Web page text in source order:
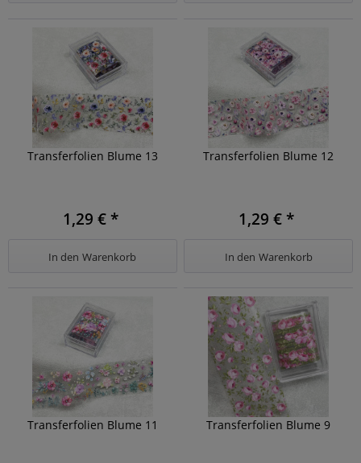
Transferfolien Blume 13
1,29 € *
In den Warenkorb
Transferfolien Blume 12
1,29 € *
In den Warenkorb
Transferfolien Blume 11 Transferfolien Blume 9